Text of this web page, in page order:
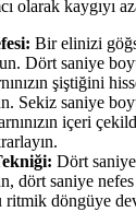
olarak kaygıyı
Bir elinizi
Dört saniye
şiştiğini
Sekiz saniye
içeri
Dört
dört saniye
ritmik döngüye